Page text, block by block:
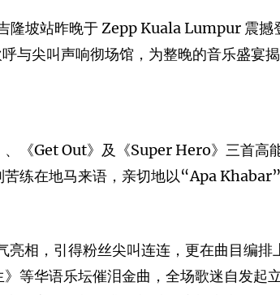
隆坡站昨晚于 Zepp Kuala Lumpur 震撼
尖叫声响彻场馆，为整晚的音乐盛宴揭
《Get Out》及《Super Hero》三首高
苦练在地马来语，亲切地以“Apa
相，引得粉丝尖叫连连，更在曲目编排
等华语乐坛催泪金曲，全场歌迷自发起